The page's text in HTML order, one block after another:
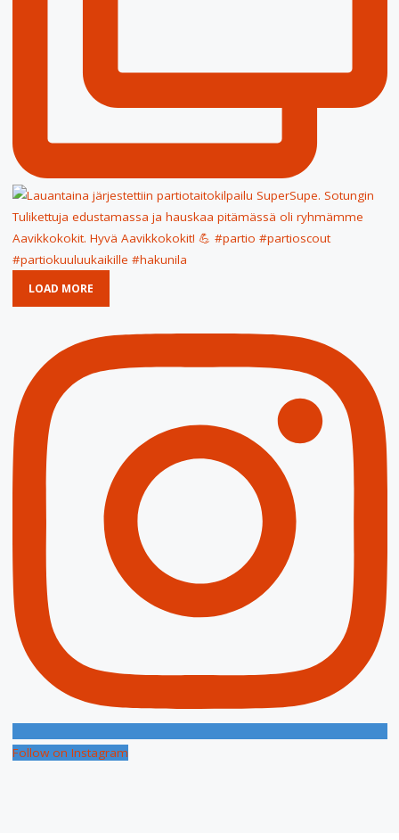
LOAD MORE
Follow on Instagram